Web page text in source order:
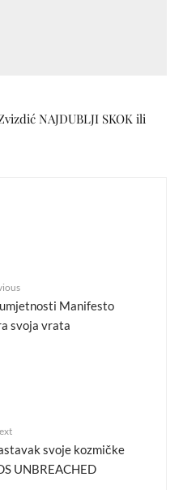
NAJDUBLJI SKOK ili
Manifesto
svoja vrata
svoje kozmičke
UNBREACHED